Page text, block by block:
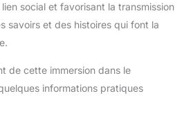
social et favorisant la transmission
savoirs et des histoires qui font la
de cette immersion dans le
informations pratiques